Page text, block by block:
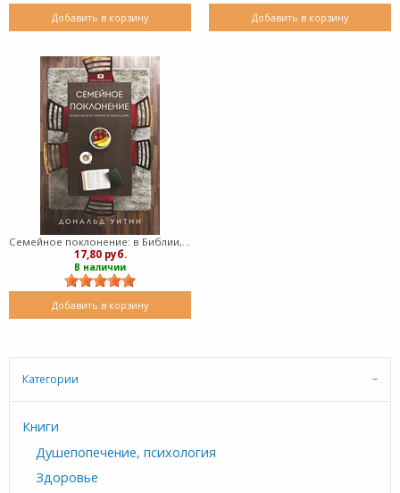
Добавить в корзину Добавить в корзину
Семейное поклонение: в Библии, в истории и в твоем доме (Мягкий)
17,80 руб.
В наличии
Добавить в корзину
Категории
Книги
Душепопечение, психология
Здоровье